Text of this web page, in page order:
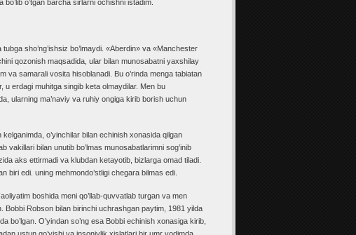
o’tgan barcha sirlarni ochishni istadim.
sho’ng’ishsiz bo’lmaydi. «Aberdin» va «Manchester
qozonish maqsadida, ular bilan munosabatni yaxshilay
va samarali vosita hisoblanadi. Bu o’rinda menga tabiatan
u erdagi muhitga singib keta olmaydilar. Men bu
ularning ma’naviy va ruhiy ongiga kirib borish uchun
o’yinchilar bilan echinish xonasida qilgan
bilan unutib bo’lmas munosabatlarimni sog’inib
aks ettirmadi va klubdan ketayotib, bizlarga omad tiladi.
biri edi. uning mehmondo’stligi chegara bilmas edi.
boshida meni qo’llab-quvvatlab turgan va men
Robson bilan birinchi uchrashgan paytim, 1981 yilda
O’yindan so’ng esa Bobbi echinish xonasiga kirib,